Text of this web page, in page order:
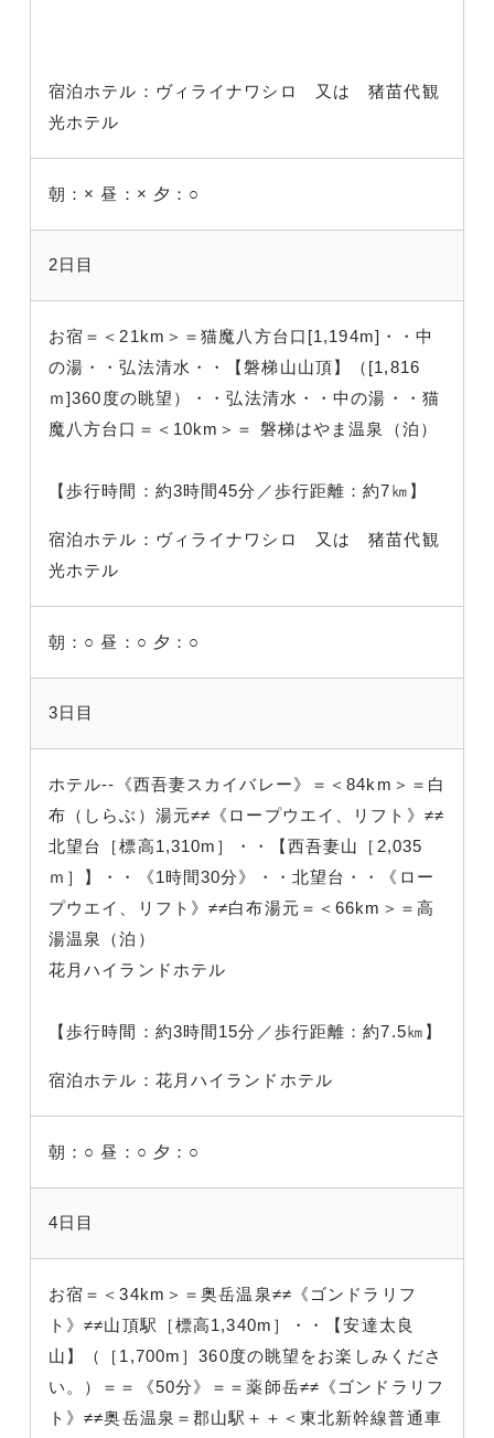
宿泊ホテル：ヴィライナワシロ 又は 猪苗代観
光ホテル
朝：× 昼：× 夕：○
2日目
お宿＝＜21km＞＝猫魔八方台口[1,194m]・・中
の湯・・弘法清水・・【磐梯山山頂】（[1,816
ｍ]360度の眺望）・・弘法清水・・中の湯・・猫
魔八方台口＝＜10km＞＝ 磐梯はやま温泉（泊）
【歩行時間：約3時間45分／歩行距離：約7㎞】
宿泊ホテル：ヴィライナワシロ 又は 猪苗代観
光ホテル
朝：○ 昼：○ 夕：○
3日目
ホテル--《西吾妻スカイバレー》＝＜84km＞＝白
布（しらぶ）湯元≠≠《ロープウエイ、リフト》≠≠
北望台［標高1,310m］・・【西吾妻山［2,035
ｍ］】・・《1時間30分》・・北望台・・《ロー
プウエイ、リフト》≠≠白布湯元＝＜66km＞＝高
湯温泉（泊）
花月ハイランドホテル
【歩行時間：約3時間15分／歩行距離：約7.5㎞】
宿泊ホテル：花月ハイランドホテル
朝：○ 昼：○ 夕：○
4日目
お宿＝＜34km＞＝奥岳温泉≠≠《ゴンドラリフ
ト》≠≠山頂駅［標高1,340m］・・【安達太良
山】（［1,700m］360度の眺望をお楽しみくださ
い。）＝＝《50分》＝＝薬師岳≠≠《ゴンドラリフ
ト》≠≠奥岳温泉＝郡山駅＋＋＜東北新幹線普通車